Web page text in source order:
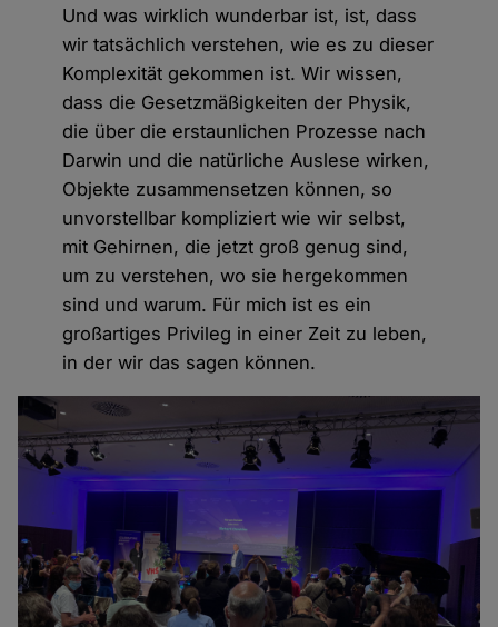
Und was wirklich wunderbar ist, ist, dass
wir tatsächlich verstehen, wie es zu dieser
Komplexität gekommen ist. Wir wissen,
dass die Gesetzmäßigkeiten der Physik,
die über die erstaunlichen Prozesse nach
Darwin und die natürliche Auslese wirken,
Objekte zusammensetzen können, so
unvorstellbar kompliziert wie wir selbst,
mit Gehirnen, die jetzt groß genug sind,
um zu verstehen, wo sie hergekommen
sind und warum. Für mich ist es ein
großartiges Privileg in einer Zeit zu leben,
in der wir das sagen können.